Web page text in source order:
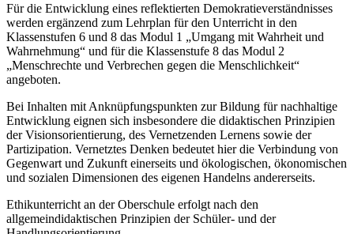
Für die Entwicklung eines reflektierten Demokratieverständnisses
werden ergänzend zum Lehrplan für den Unterricht in den
Klassenstufen 6 und 8 das Modul 1 „Umgang mit Wahrheit und
Wahrnehmung“ und für die Klassenstufe 8 das Modul 2
„Menschrechte und Verbrechen gegen die Menschlichkeit“
angeboten.
Bei Inhalten mit Anknüpfungspunkten zur Bildung für nachhaltige
Entwicklung eignen sich insbesondere die didaktischen Prinzipien
der Visionsorientierung, des Vernetzenden Lernens sowie der
Partizipation. Vernetztes Denken bedeutet hier die Verbindung von
Gegenwart und Zukunft einerseits und ökologischen, ökonomischen
und sozialen Dimensionen des eigenen Handelns andererseits.
Ethikunterricht an der Oberschule erfolgt nach den
allgemeindidaktischen Prinzipien der Schüler- und der